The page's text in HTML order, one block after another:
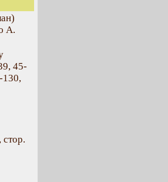
А.
45-
130,